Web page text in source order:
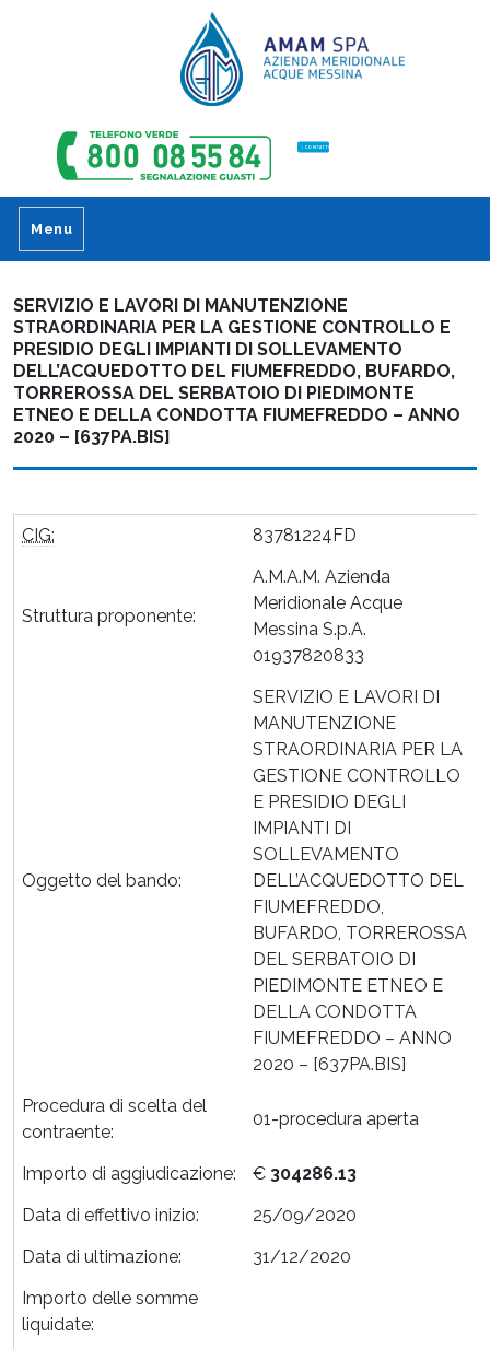
CONTATTI
Menu
SERVIZIO E LAVORI DI MANUTENZIONE
STRAORDINARIA PER LA GESTIONE CONTROLLO E
PRESIDIO DEGLI IMPIANTI DI SOLLEVAMENTO
DELL’ACQUEDOTTO DEL FIUMEFREDDO, BUFARDO,
TORREROSSA DEL SERBATOIO DI PIEDIMONTE
ETNEO E DELLA CONDOTTA FIUMEFREDDO – ANNO
2020 – [637PA.BIS]
CIG: 83781224FD
Struttura proponente:
A.M.A.M. Azienda
Meridionale Acque
Messina S.p.A.
01937820833
Oggetto del bando:
SERVIZIO E LAVORI DI
MANUTENZIONE
STRAORDINARIA PER LA
GESTIONE CONTROLLO
E PRESIDIO DEGLI
IMPIANTI DI
SOLLEVAMENTO
DELL’ACQUEDOTTO DEL
FIUMEFREDDO,
BUFARDO, TORREROSSA
DEL SERBATOIO DI
PIEDIMONTE ETNEO E
DELLA CONDOTTA
FIUMEFREDDO – ANNO
2020 – [637PA.BIS]
Procedura di scelta del
contraente:
01-procedura aperta
Importo di aggiudicazione: € 304286.13
Data di effettivo inizio:
25/09/2020
Data di ultimazione:
31/12/2020
Importo delle somme
liquidate: